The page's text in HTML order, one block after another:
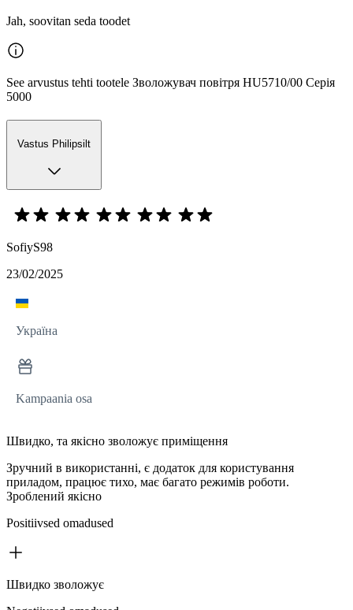
Jah, soovitan seda toodet
See arvustus tehti tootele Зволожувач повітря HU5710/00 Серія
5000
Vastus Philipsilt
SofiyS98
23/02/2025
Україна
Kampaania osa
Швидко, та якісно зволожує приміщення
Зручний в використанні, є додаток для користування
приладом, працює тихо, має багато режимів роботи.
Зроблений якісно
Positiivsed omadused
Швидко зволожує